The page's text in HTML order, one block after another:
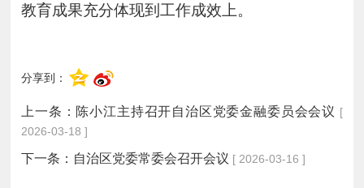
教育成果充分体现到工作成效上。
分享到：
上一条： 陈小江主持召开自治区党委金融委员会会议 [
2026-03-18 ]
下一条： 自治区党委常委会召开会议 [ 2026-03-16 ]